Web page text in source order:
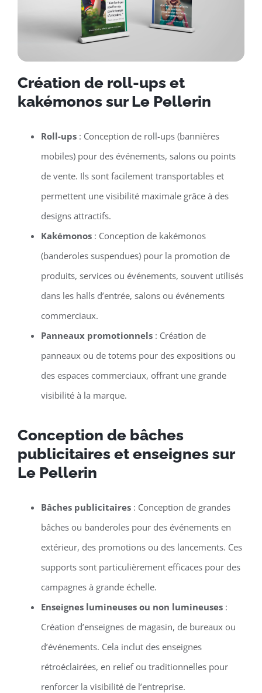
Création de roll-ups et
kakémonos sur Le Pellerin
Roll-ups: Conception de roll-ups (bannières
mobiles) pour des événements, salons ou points
de vente. Ils sont facilement transportables et
permettent une visibilité maximale grâce à des
designs attractifs.
Kakémonos: Conception de kakémonos
(banderoles suspendues) pour la promotion de
produits, services ou événements, souvent utilisés
dans les halls d’entrée, salons ou événements
commerciaux.
Panneaux promotionnels: Création de
panneaux ou de totems pour des expositions ou
des espaces commerciaux, offrant une grande
visibilité à la marque.
Conception de bâches
publicitaires et enseignes sur
Le Pellerin
Bâches publicitaires: Conception de grandes
bâches ou banderoles pour des événements en
extérieur, des promotions ou des lancements. Ces
supports sont particulièrement efficaces pour des
campagnes à grande échelle.
Enseignes lumineuses ou non lumineuses:
Création d’enseignes de magasin, de bureaux ou
d’événements. Cela inclut des enseignes
rétroéclairées, en relief ou traditionnelles pour
renforcer la visibilité de l’entreprise.